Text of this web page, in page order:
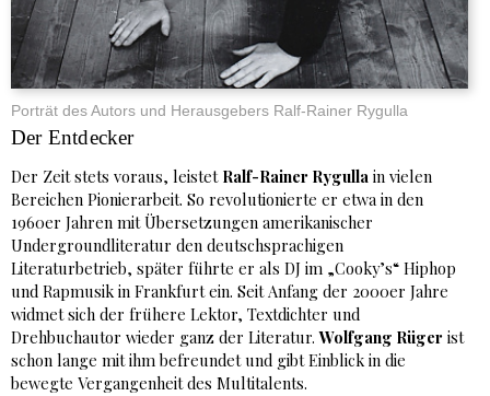
Porträt des Autors und Herausgebers Ralf-Rainer Rygulla
Der Entdecker
Der Zeit stets voraus, leistet Ralf-Rainer Rygulla in vielen
Bereichen Pionierarbeit. So revolutionierte er etwa in den
1960er Jahren mit Übersetzungen amerikanischer
Undergroundliteratur den deutschsprachigen
Literaturbetrieb, später führte er als DJ im „Cooky’s“ Hiphop
und Rapmusik in Frankfurt ein. Seit Anfang der 2000er Jahre
widmet sich der frühere Lektor, Textdichter und
Drehbuchautor wieder ganz der Literatur.Wolfgang Rüger ist
schon lange mit ihm befreundet und gibt Einblick in die
bewegte Vergangenheit des Multitalents.